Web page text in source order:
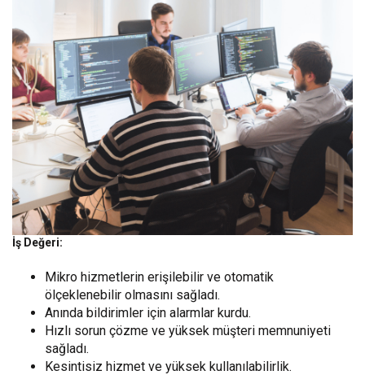
İş Değeri:
Mikro hizmetlerin erişilebilir ve otomatik
ölçeklenebilir olmasını sağladı.
Anında bildirimler için alarmlar kurdu.
Hızlı sorun çözme ve yüksek müşteri memnuniyeti
sağladı.
Kesintisiz hizmet ve yüksek kullanılabilirlik.